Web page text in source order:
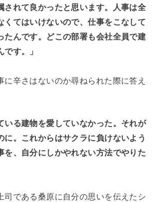
されて良かったと思います。人事は全
くてはいけないので、仕事をこなして
たんです。どこの部署も会社全員で建
す。」
に辛さはないのか尋ねられた際に答え
いる建物を愛していなかった。それが
に。これからはサクラに負けないよう
を、自分にしかやれない方法でやりた
司である桑原に自分の思いを伝えたシ